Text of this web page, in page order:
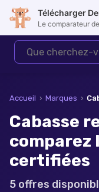
Accueil › Marques ›
Cabasse
comparez
certifiées
5 offres
Télécharger
Le comparateur